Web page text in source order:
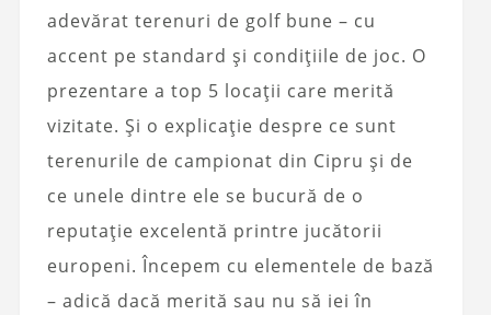
adevărat terenuri de golf bune – cu
accent pe standard și condițiile de joc. O
prezentare a top 5 locații care merită
vizitate. Și o explicație despre ce sunt
terenurile de campionat din Cipru și de
ce unele dintre ele se bucură de o
reputație excelentă printre jucătorii
europeni. Începem cu elementele de bază
– adică dacă merită sau nu să iei în